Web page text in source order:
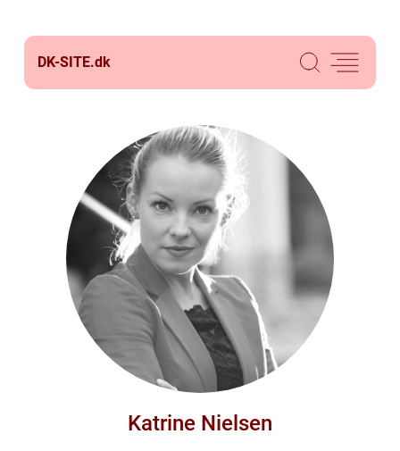
DK-SITE.dk
Katrine Nielsen